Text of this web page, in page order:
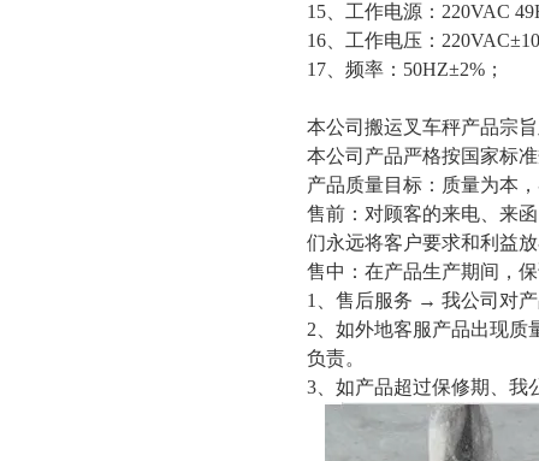
15、工作电源：220VAC
16、工作电压：
17、频率：50HZ±2%；
本公司搬运叉车秤产品宗
本公司产品严格按国家标
产品质量目标：质量为本
售前：对顾客的来电、来
们永远将客户要求和利益
售中：在产品生产期间，
1、售后服务 → 我公司对
2、如外地客服产品出现质
负责。
3、如产品超过保修期、我